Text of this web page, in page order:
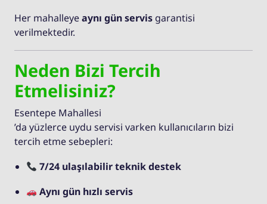
Her mahalleyeaynı gün servis garantisi
verilmektedir.
Neden Bizi Tercih
Etmelisiniz?
Esentepe Mahallesi
’da yüzlerce uydu servisi varken kullanıcıların bizi
tercih etme sebepleri:
7/24 ulaşılabilir teknik destek
Aynı gün hızlı servis